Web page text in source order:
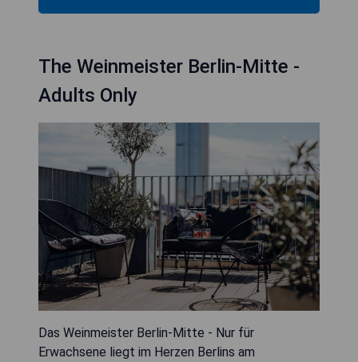
The Weinmeister Berlin-Mitte -
Adults Only
Das Weinmeister Berlin-Mitte - Nur für
Erwachsene liegt im Herzen Berlins am